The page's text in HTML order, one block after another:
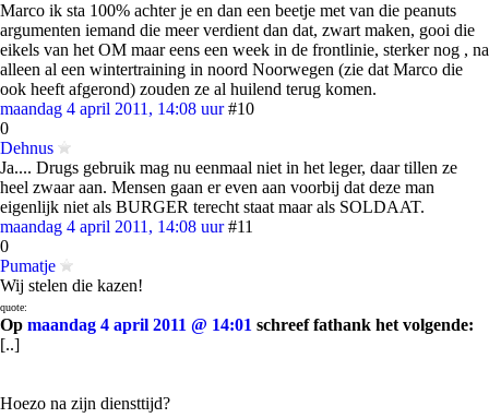
Marco ik sta 100% achter je en dan een beetje met van die peanuts
argumenten iemand die meer verdient dan dat, zwart maken, gooi die
eikels van het OM maar eens een week in de frontlinie, sterker nog , na
alleen al een wintertraining in noord Noorwegen (zie dat Marco die
ook heeft afgerond) zouden ze al huilend terug komen.
maandag 4 april 2011, 14:08 uur #10
0
Dehnus
Ja.... Drugs gebruik mag nu eenmaal niet in het leger, daar tillen ze
heel zwaar aan. Mensen gaan er even aan voorbij dat deze man
eigenlijk niet als BURGER terecht staat maar als SOLDAAT.
maandag 4 april 2011, 14:08 uur #11
0
Pumatje
Wij stelen die kazen!
quote:
Op maandag 4 april 2011 @ 14:01 schreef fathank het volgende:
[..]
Hoezo na zijn diensttijd?